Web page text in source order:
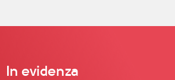
In evidenza